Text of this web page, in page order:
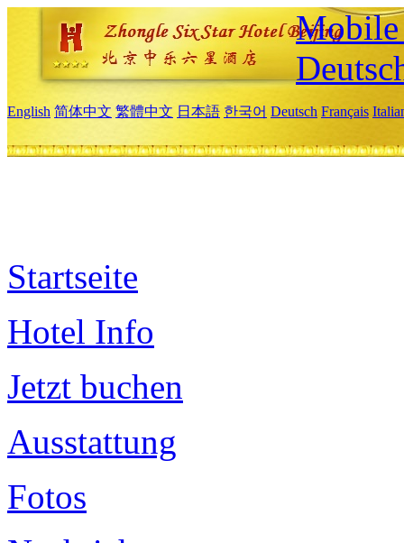
Mobile
English 简体中文 繁體中文 日本語 한국어 Deutsch Français
Startseite
Hotel Info
Jetzt buchen
Ausstattung
Fotos